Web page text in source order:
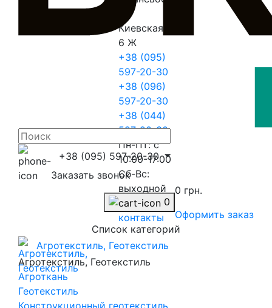
Киевская
6 Ж
+38 (095)
597-20-30
+38 (096)
597-20-30
+38 (044)
597-20-30
Пн-Пт: с
10:00-17:00
Сб-Вс:
выходной
Перейти в
контакты
+38 (095) 597-20-30
Заказать звонок
0
0 грн.
Оформить заказ
Список категорий
Агротекстиль, Геотекстиль
Агротекстиль, Геотекстиль
Агроткань
Геотекстиль
Конструкционный геотекстиль